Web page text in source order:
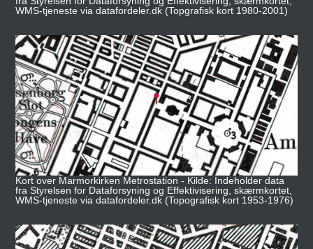
WMS-tjeneste via datafordeler.dk (Topgrafisk kort 1980-2001)
Kort over Marmorkirken Metrostation - Kilde: Indeholder data
fra Styrelsen for Dataforsyning og Effektivisering, skærmkortet,
WMS-tjeneste via datafordeler.dk (Topografisk kort 1953-1976)